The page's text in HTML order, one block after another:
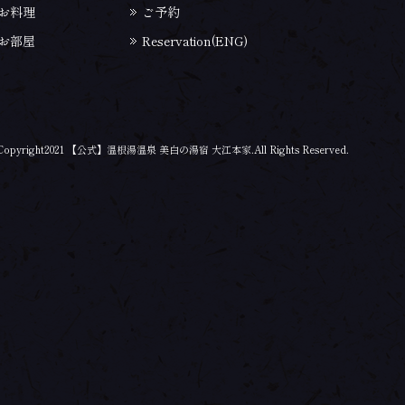
料理
部屋
ご予約
Reservation(ENG)
【公式】温根湯温泉 美白の湯宿 大江本家.All Rights Reserved.